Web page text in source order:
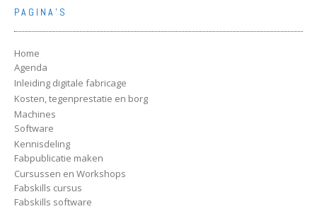
PAGINA’S
Home
Agenda
Inleiding digitale fabricage
Kosten, tegenprestatie en borg
Machines
Software
Kennisdeling
Fabpublicatie maken
Cursussen en Workshops
Fabskills cursus
Fabskills software